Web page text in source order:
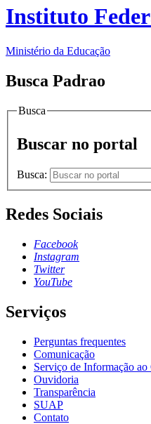
Instituto
Ministério da Educação
Busca Padrao
Busca
Buscar no portal
Busca:
Redes Sociais
Facebook
Instagram
Twitter
YouTube
Serviços
Perguntas frequentes
Comunicação
Serviço de Informação ao
Ouvidoria
Transparência
SUAP
Contato